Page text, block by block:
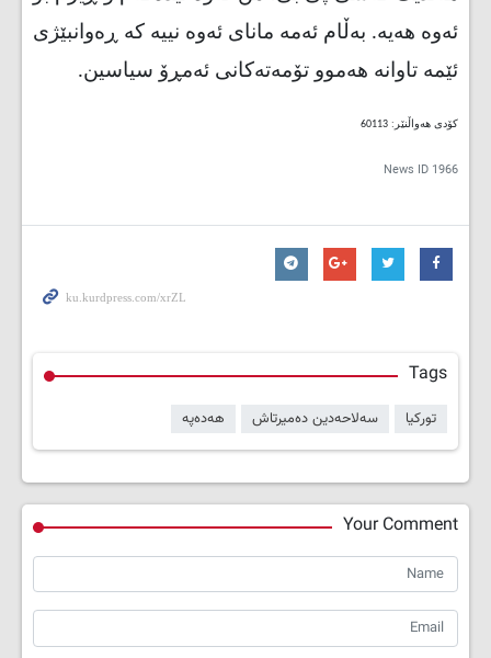
ئەوە هەیە. بەڵام ئەمە مانای ئەوە نییە کە ڕەوانبێژی
ئێمە تاوانە هەموو تۆمەتەکانی ئەمڕۆ سیاسین.
کۆدی هەواڵنێر: 60113
News ID 1966
Tags
تورکیا سەلاحەدین دەمیرتاش هەدەپە
Your Comment